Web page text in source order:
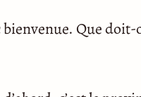
bienvenue. Que